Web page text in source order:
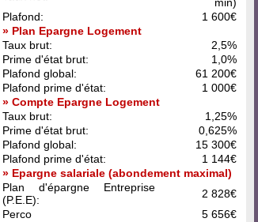
min)
Plafond:
1 600€
» Plan Epargne Logement
Taux brut:
2,5%
Prime d'état brut:
1,0%
Plafond global:
61 200€
Plafond prime d'état:
1 000€
» Compte Epargne Logement
Taux brut:
1,25%
Prime d'état brut:
0,625%
Plafond global:
15 300€
Plafond prime d'état:
1 144€
» Epargne salariale (abondement maximal)
Plan d'épargne Entreprise
(P.E.E):
2 828€
Perco
5 656€